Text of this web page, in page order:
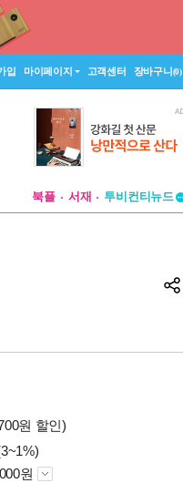
입 마이페이지 고객센터 장바구니(0)
북플 서재
투비컨티뉴드
원 할인)
원